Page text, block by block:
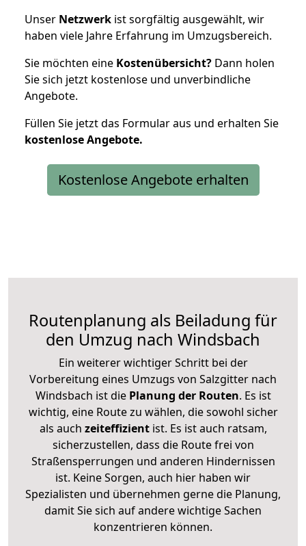
Unser Netzwerk ist sorgfältig ausgewählt, wir
haben viele Jahre Erfahrung im Umzugsbereich.
Sie möchten eine Kostenübersicht? Dann holen
Sie sich jetzt kostenlose und unverbindliche
Angebote.
Füllen Sie jetzt das Formular aus und erhalten Sie
kostenloseAngebote.
Kostenlose Angebote erhalten
Routenplanung als Beiladung für
den Umzug nach Windsbach
Ein weiterer wichtiger Schritt bei der
Vorbereitung eines Umzugs von Salzgitter nach
Windsbach ist diePlanung der Routen. Es ist
wichtig, eine Route zu wählen, die sowohl sicher
als auch zeiteffizientist. Es ist auch ratsam,
sicherzustellen, dass die Route frei von
Straßensperrungen und anderen Hindernissen
ist. Keine Sorgen, auch hier haben wir
Spezialisten und übernehmen gerne die Planung,
damit Sie sich auf andere wichtige Sachen
konzentrieren können.